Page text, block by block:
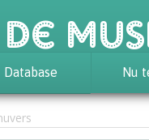
De
Database
Awards
Nu